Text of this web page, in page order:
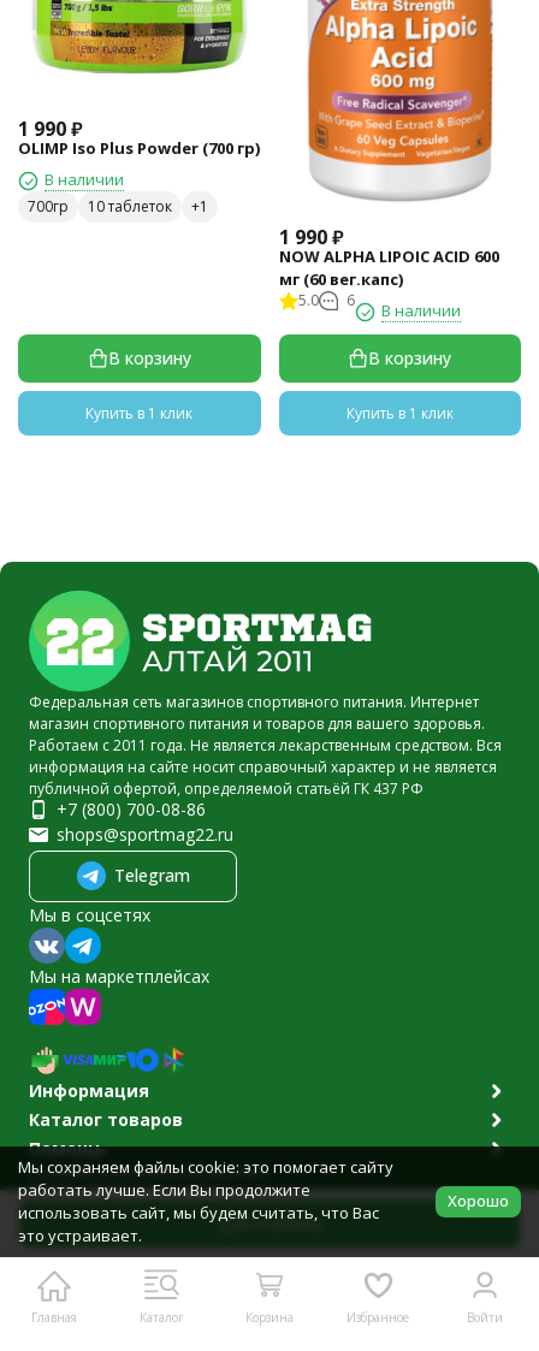
В корзину
1 990₽
OLIMP Iso Plus Powder (700 гр)
В наличии
700гр 10 таблеток
В корзину
Купить в 1 клик
1 990 ₽
NOW ALPHA LIPOIC ACID 600
мг (60 вег.капс)
5.0 6 В наличии
В корзину
Купить в 1 клик
Главная Каталог Корзина Избранное Войти
Федеральная сеть магазинов спортивного питания. Интернет
магазин спортивного питания и товаров для вашего здоровья.
Работаем с 2011 года. Не является лекарственным средством. Вся
информация на сайте носит справочный характер и не является
публичной офертой, определяемой статьёй ГК 437 РФ
+7 (800) 700-08-86
shops@sportmag22.ru
Telegram
Мы в соцсетях
Мы на маркетплейсах
Информация
Каталог товаров
Помощь
Политика персональных данных
© 2011-2026 Sportmag22.ru
Разработано вbodysite.ru
Мы сохраняем файлы cookie: это помогает сайту
работать лучше. Если Вы продолжите
использовать сайт, мы будем считать, что Вас
это устраивает.
Хорошо